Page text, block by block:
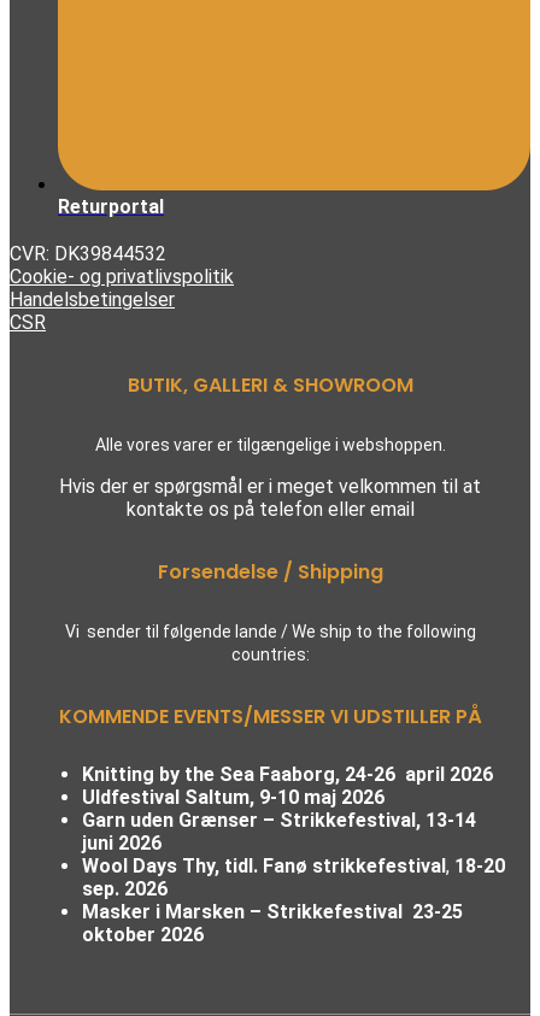
Returportal
CVR: DK39844532
Cookie- og privatlivspolitik
Handelsbetingelser
CSR
BUTIK, GALLERI & SHOWROOM
Alle vores varer er tilgængelige i webshoppen.
Hvis der er spørgsmål er i meget velkommen til at
kontakte os på telefon eller email
Forsendelse / Shipping
Vi sender til følgende lande / We ship to the following
countries:
KOMMENDE EVENTS/MESSER VI UDSTILLER PÅ
Knitting by the Sea Faaborg, 24-26 april 2026
Uldfestival Saltum, 9-10 maj 2026
Garn uden Grænser – Strikkefestival, 13-14
juni 2026
Wool Days Thy, tidl. Fanø strikkefestival , 18-20
sep. 2026
Masker i Marsken – Strikkefestival
23-25
oktober 2026